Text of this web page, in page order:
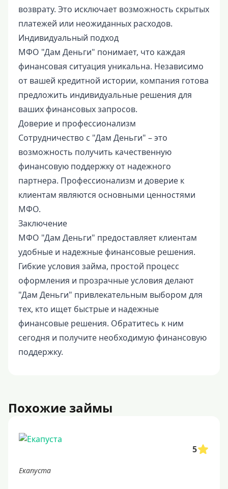
возврату. Это исключает возможность скрытых
платежей или неожиданных расходов.
Индивидуальный подход
МФО "Дам Деньги" понимает, что каждая
финансовая ситуация уникальна. Независимо
от вашей кредитной истории, компания готова
предложить индивидуальные решения для
ваших финансовых запросов.
Доверие и профессионализм
Сотрудничество с "Дам Деньги" – это
возможность получить качественную
финансовую поддержку от надежного
партнера. Профессионализм и доверие к
клиентам являются основными ценностями
МФО.
Заключение
МФО "Дам Деньги" предоставляет клиентам
удобные и надежные финансовые решения.
Гибкие условия займа, простой процесс
оформления и прозрачные условия делают
"Дам Деньги" привлекательным выбором для
тех, кто ищет быстрые и надежные
финансовые решения. Обратитесь к ним
сегодня и получите необходимую финансовую
поддержку.
Похожие займы
5
Екапуста